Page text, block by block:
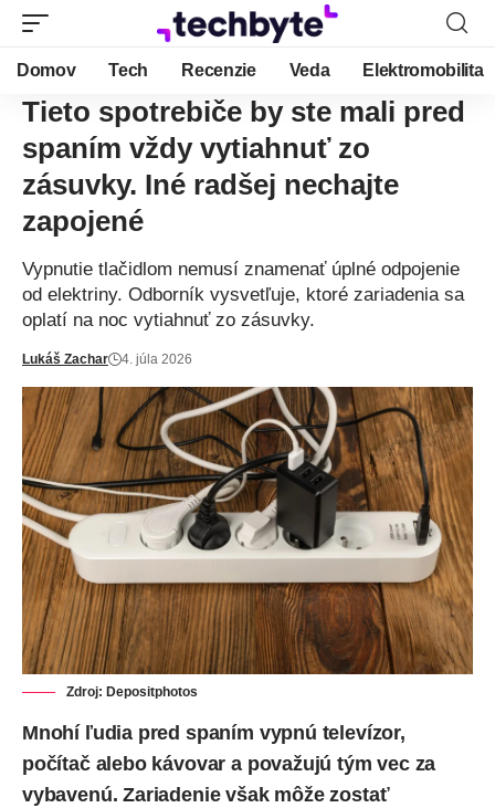
Domov Tech Recenzie Veda Elektromobilita
Tieto spotrebiče by ste mali pred
spaním vždy vytiahnuť zo
zásuvky. Iné radšej nechajte
zapojené
Vypnutie tlačidlom nemusí znamenať úplné odpojenie
od elektriny. Odborník vysvetľuje, ktoré zariadenia sa
oplatí na noc vytiahnuť zo zásuvky.
Lukáš Zachar 4. júla 2026
Zdroj: Depositphotos
Mnohí ľudia pred spaním vypnú televízor,
počítač alebo kávovar a považujú tým vec za
vybavenú. Zariadenie však môže zostať